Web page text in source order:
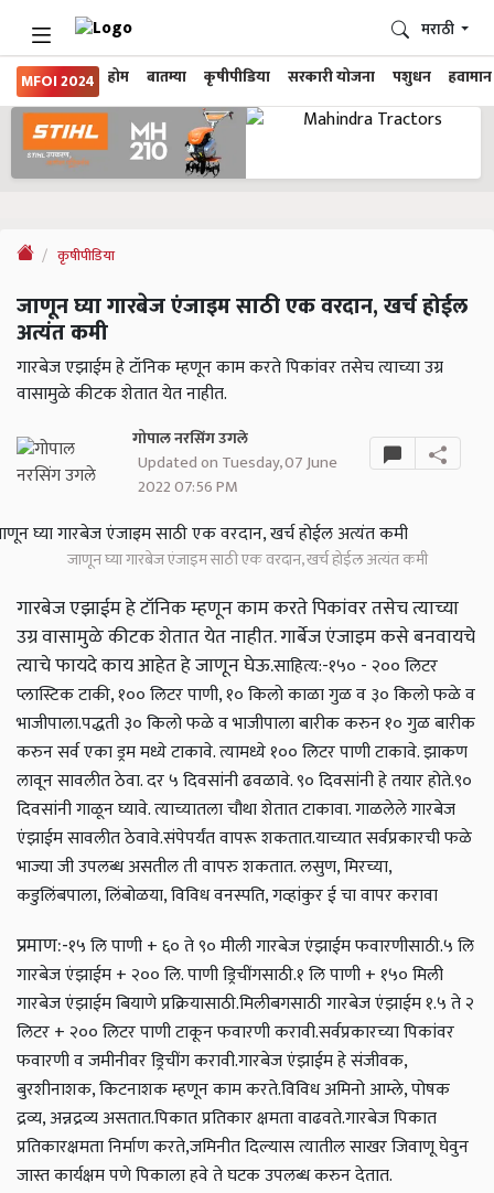
MFOI 2024 होम बातम्या कृषीपीडिया सरकारी योजना पशुधन हवामान
मराठी
कृषीपीडिया
जाणून घ्या गारबेज एंजाइम साठी एक वरदान, खर्च होईल
अत्यंत कमी
गारबेज एझाईम हे टॉनिक म्हणून काम करते पिकांवर तसेच त्याच्या उग्र
वासामुळे कीटक शेतात येत नाहीत.
गोपाल नरसिंग उगले
Updated on Tuesday, 07 June
2022 07:56 PM
जाणून घ्या गारबेज एंजाइम साठी एक वरदान, खर्च होईल अत्यंत कमी
गारबेज एझाईम हे टॉनिक म्हणून काम करते पिकांवर तसेच त्याच्या
उग्र वासामुळे कीटक शेतात येत नाहीत. गार्बेज एंजाइम कसे बनवायचे
त्याचे फायदे काय आहेत हे जाणून घेऊ.साहित्य:-१५० - २०० लिटर
प्लास्टिक टाकी, १०० लिटर पाणी, १० किलो काळा गुळ व ३० किलो फळे व
भाजीपाला.पद्धती३० किलो फळे व भाजीपाला बारीक करुन १० गुळ बारीक
करुन सर्व एका ड्रम मध्ये टाकावे. त्यामध्ये १०० लिटर पाणी टाकावे. झाकण
लावून सावलीत ठेवा. दर ५ दिवसांनी ढवळावे. ९० दिवसांनी हे तयार होते.९०
दिवसांनी गाळून घ्यावे. त्याच्यातला चौथा शेतात टाकावा. गाळलेले गारबेज
एंझाईम सावलीत ठेवावे.संपेपर्यंत वापरू शकतात.याच्यात सर्वप्रकारची फळे
भाज्या जी उपलब्ध असतील ती वापरु शकतात. लसुण, मिरच्या,
कडुलिंबपाला, लिंबोळया, विविध वनस्पति, गव्हांकुर ई चा वापर करावा
प्रमाण:-१५ लि पाणी + ६० ते ९० मीली गारबेज एंझाईम फवारणीसाठी.५ लि
गारबेज एंझाईम + २०० लि. पाणी ड्रिचींगसाठी.१ लि पाणी + १५० मिली
गारबेज एंझाईम बियाणे प्रक्रियासाठी.मिलीबगसाठीगारबेज एंझाईम १.५ ते २
लिटर + २०० लिटर पाणी टाकून फवारणी करावी.सर्वप्रकारच्या पिकांवर
फवारणी व जमीनीवर ड्रिचींग करावी.गारबेज एंझाईम हे संजीवक,
बुरशीनाशक, किटनाशक म्हणून काम करते.विविध अमिनो आम्ले, पोषक
द्रव्य, अन्नद्रव्य असतात.पिकात प्रतिकार क्षमता वाढवते.गारबेज पिकात
प्रतिकारक्षमता निर्माण करते,जमिनीत दिल्यास त्यातील साखर जिवाणू घेवुन
जास्त कार्यक्षम पणे पिकाला हवे ते घटक उपलब्ध करुन देतात.